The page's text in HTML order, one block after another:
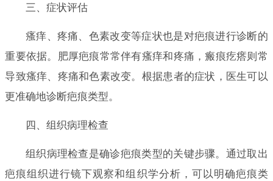
三、症状评估
瘙痒、疼痛、色素改变等症状也是对疤痕进行诊断的
重要依据。肥厚疤痕常常伴有瘙痒和疼痛，瘢痕疙瘩则常
导致瘙痒、疼痛和色素改变。根据患者的症状，医生可以
更准确地诊断疤痕类型。
四、组织病理检查
组织病理检查是确诊疤痕类型的关键步骤。通过取出
疤痕组织进行镜下观察和组织学分析，可以明确疤痕类